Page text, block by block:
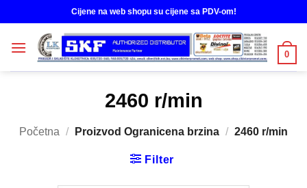
to
content
Cijene na web shopu su cijene sa PDV-om!
0
2460 r/min
Početna / Proizvod Ogranicena brzina / 2460 r/min
Filter